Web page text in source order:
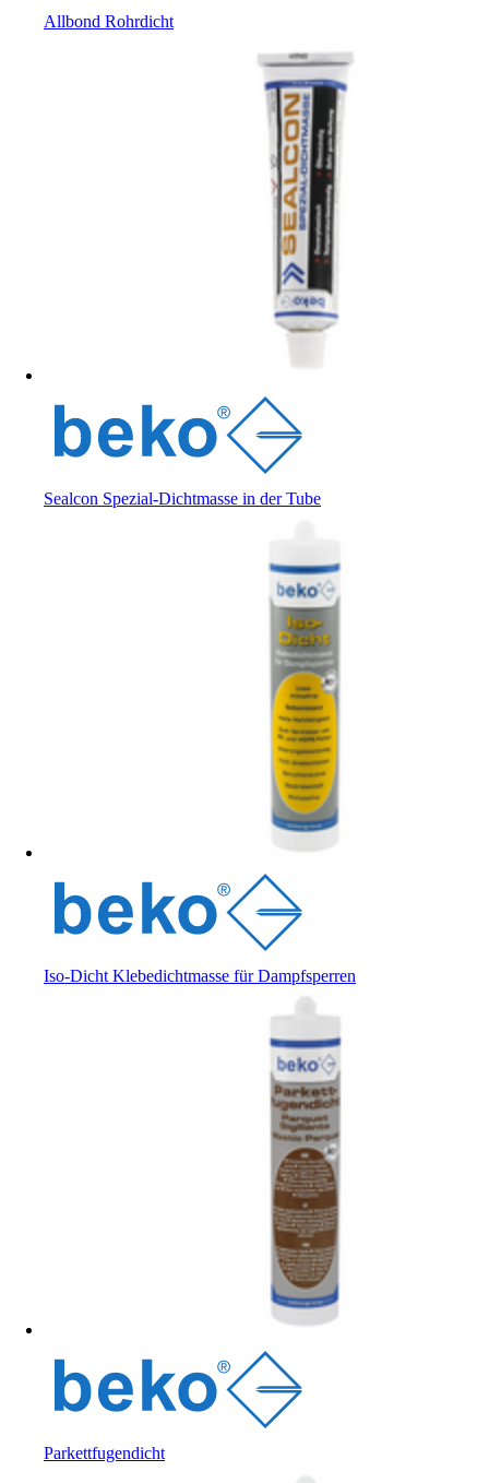
Allbond Rohrdicht
Sealcon Spezial-Dichtmasse in der Tube
Iso-Dicht Klebedichtmasse für Dampfsperren
Parkettfugendicht